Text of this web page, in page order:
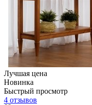
Лучшая цена
Новинка
Быстрый просмотр
4 отзывов